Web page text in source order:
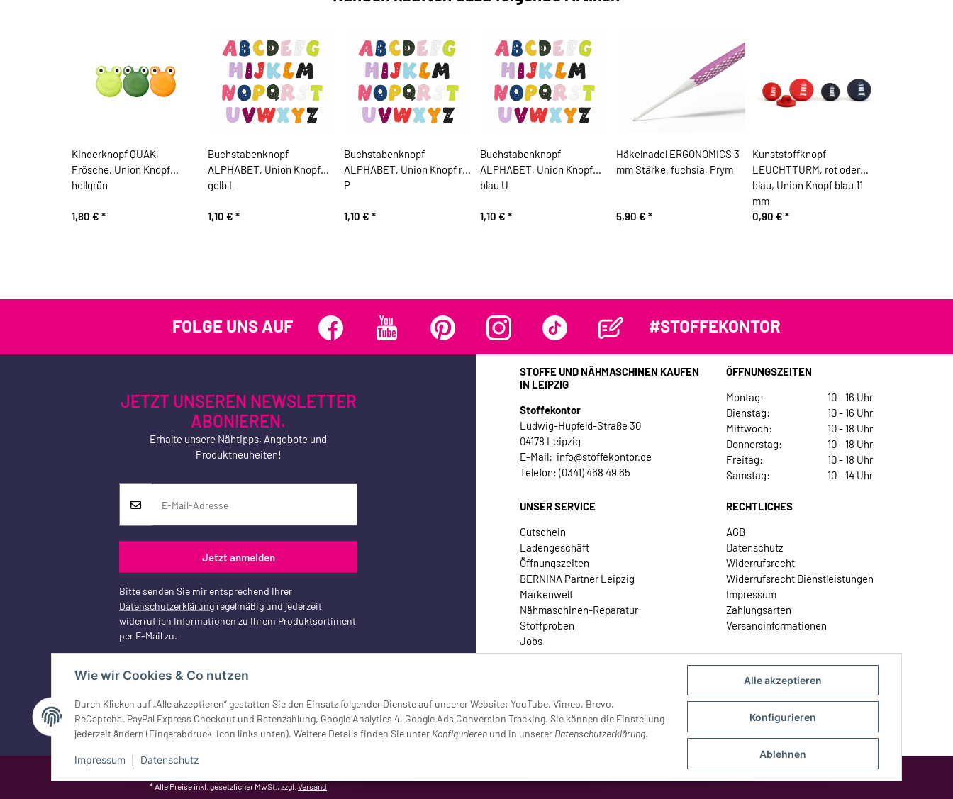
Alle akzeptieren
Konfigurieren
Ablehnen
Wie wir Cookies & Co nutzen
Durch Klicken auf „Alle akzeptieren“ gestatten Sie den Einsatz folgender Dienste auf unserer Website: YouTube, Vimeo, Brevo,
ReCaptcha, PayPal Express Checkout und Ratenzahlung, Google Analytics 4, Google Ads Conversion Tracking. Sie können die Einstellung
jederzeit ändern (Fingerabdruck-Icon links unten). Weitere Details finden Sie unter Konfigurieren und in unserer Datenschutzerklärung.
Impressum Datenschutz
Kinderknopf QUAK,
Frösche, Union Knopf
hellgrün
1,80 € *
Buchstabenknopf
ALPHABET, Union Knopf
gelb L
1,10 € *
Buchstabenknopf
ALPHABET, Union Knopf rot
P
1,10 € *
Buchstabenknopf
ALPHABET, Union Knopf
blau U
1,10 € *
Häkelnadel ERGONOMICS 3
mm Stärke, fuchsia, Prym
5,90 € *
Kunststoffknopf
LEUCHTTURM, rot oder
blau, Union Knopf blau 11
mm
0,90 € *
FOLGE UNS AUF #STOFFEKONTOR
JETZT UNSEREN NEWSLETTER
ABONIEREN.
Erhalte unsere Nähtipps, Angebote und
Produktneuheiten!
Jetzt anmelden
Bitte senden Sie mir entsprechend Ihrer
Datenschutzerklärung regelmäßig und jederzeit
widerruflich Informationen zu Ihrem Produktsortiment
per E-Mail zu.
Vertrag widerrufen
STOFFE UND NÄHMASCHINEN KAUFEN
IN LEIPZIG
Stoffekontor
Ludwig-Hupfeld-Straße 30
04178 Leipzig
E-Mail: info@stoffekontor.de
Telefon: (0341) 468 49 65
ÖFFNUNGSZEITEN
Montag:
10 - 16 Uhr
Dienstag:
10 - 16 Uhr
Mittwoch:
10 - 18 Uhr
Donnerstag:
10 - 18 Uhr
Freitag:
10 - 18 Uhr
Samstag:
10 - 14 Uhr
UNSER SERVICE
Gutschein
Ladengeschäft
Öffnungszeiten
BERNINA Partner Leipzig
Markenwelt
Nähmaschinen-Reparatur
Stoffproben
Jobs
Kontakt
RECHTLICHES
AGB
Datenschutz
Widerrufsrecht
Widerrufsrecht Dienstleistungen
Impressum
Zahlungsarten
Versandinformationen
* Alle Preise inkl. gesetzlicher MwSt., zzgl. Versand